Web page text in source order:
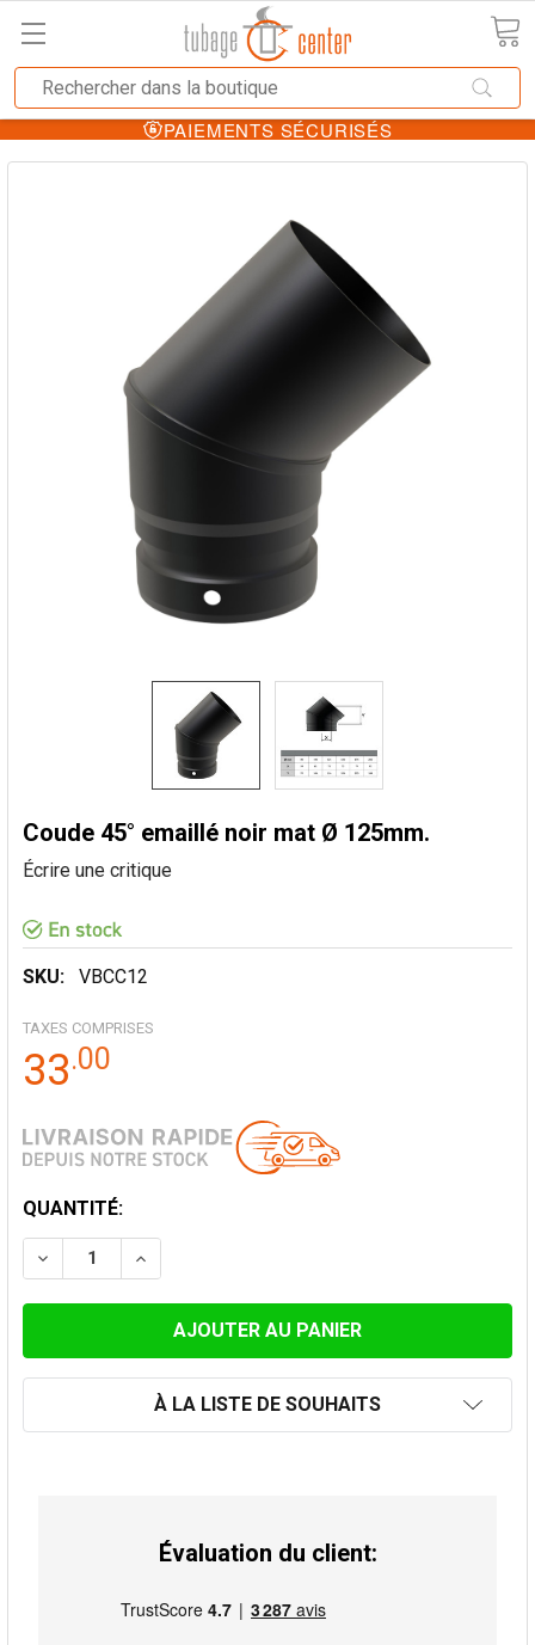
PAIEMENTS SÉCURISÉS
Coude 45° emaillé noir mat Ø 125mm.
Écrire une critique
SKU: VBCC12
TAXES COMPRISES
33.00
STOCK
ACTUEL:
QUANTITÉ:
DIMINUER LA QUANTITÉ DE COUDE 45° EMAILLÉ NOIR
AUGMENTER LA QUANTITÉ DE COUDE 45°
À LA LISTE DE SOUHAITS
Évaluation du client: